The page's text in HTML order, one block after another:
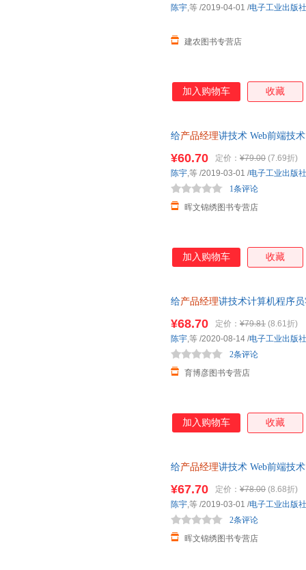
建农图书专营店
陈宇,等 /2019-04-01 /电子工业出版社
加入购物车 收藏
给产品经理讲技术 Web前端技
¥60.70 定价： ¥79.00 (7.69折)
晖文锦绣图书专营店
1条评论
陈宇,等 /2019-03-01 /电子工业出版社
加入购物车 收藏
给产品经理讲技术计算机程序
¥68.70 定价： ¥79.81 (8.61折)
育博彦图书专营店
2条评论
陈宇,等 /2020-08-14 /电子工业出版社
加入购物车 收藏
给产品经理讲技术 Web前端技
¥67.70 定价： ¥78.00 (8.68折)
晖文锦绣图书专营店
2条评论
陈宇,等 /2019-03-01 /电子工业出版社